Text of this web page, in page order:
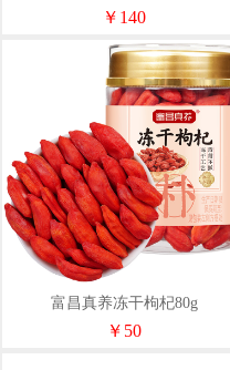
￥140
富昌真养冻干枸杞80g
￥50